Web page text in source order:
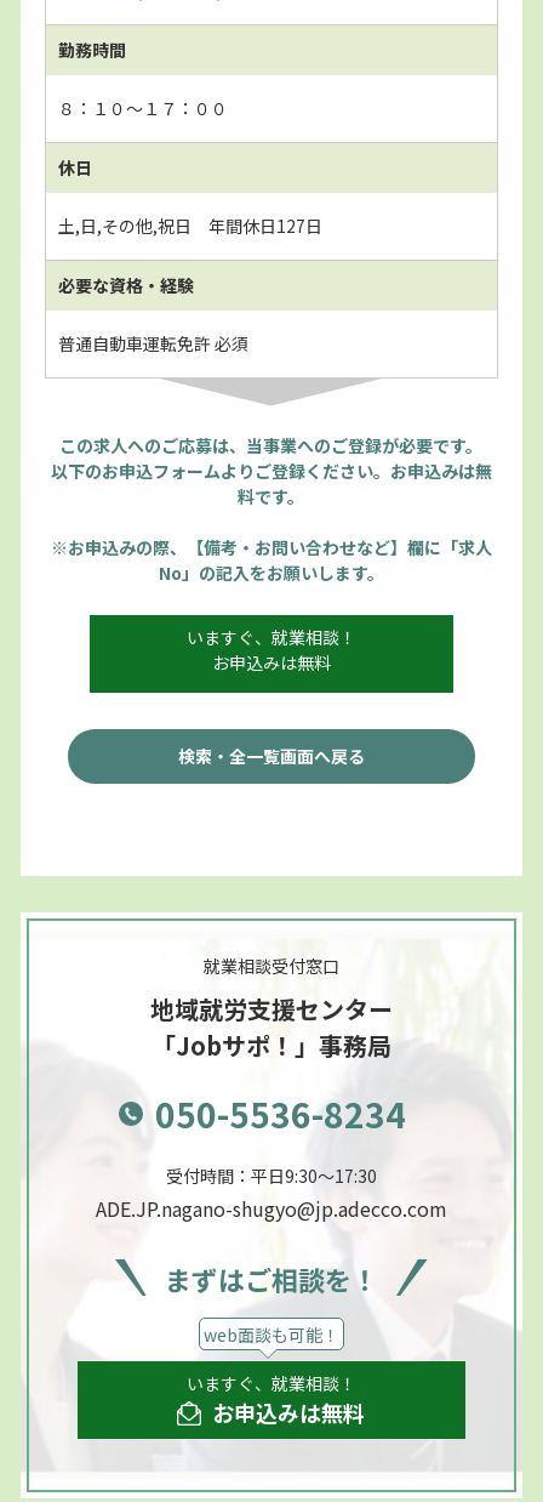
勤務時間
８：１０～１７：００
休日
土,日,その他,祝日 年間休日127日
必要な資格・経験
普通自動車運転免許 必須
この求人へのご応募は、当事業へのご登録が必要です。
以下のお申込フォームよりご登録ください。お申込みは無
料です。
※お申込みの際、【備考・お問い合わせなど】欄に「求人
No」の記入をお願いします。
いますぐ、就業相談！
お申込みは無料
検索・全一覧画面へ戻る
就業相談受付窓口
地域就労支援センター
「Jobサポ！」事務局
050-5536-8234
受付時間：平日9:30～17:30
ADE.JP.nagano-shugyo@jp.adecco.com
まずはご相談を！
web面談も可能！
いますぐ、就業相談！
お申込みは無料